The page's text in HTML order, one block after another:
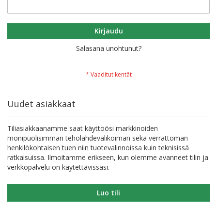
Kirjaudu
Salasana unohtunut?
Uudet asiakkaat
Tiliasiakkaanamme saat käyttöösi markkinoiden
monipuolisimman teholähdevalikoiman sekä verrattoman
henkilökohtaisen tuen niin tuotevalinnoissa kuin teknisissä
ratkaisuissa. Ilmoitamme erikseen, kun olemme avanneet tilin ja
verkkopalvelu on käytettävissäsi.
Luo tili